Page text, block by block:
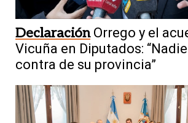
Declaración Orrego y el
Vicuña en Diputados:
contra de su provincia”